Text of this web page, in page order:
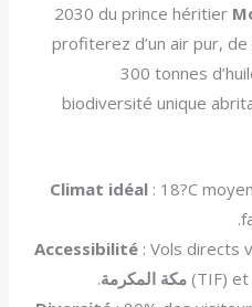
2030 du prince héritier
profiterez d’un air pur,
300 tonnes
biodiversité unique
Climat idéal: 18?C
Accessibilité: Vols directs
(TIF) مكة المكرمة.